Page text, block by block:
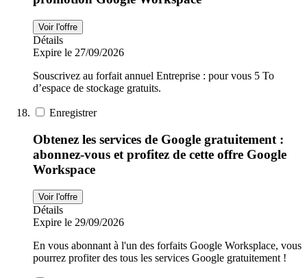
Voir l'offre
Détails
Expire le 27/09/2026
Souscrivez au forfait annuel Entreprise : pour vous 5 To
d’espace de stockage gratuits.
Enregistrer
Obtenez les services de Google gratuitement :
abonnez-vous et profitez de cette offre Google
Workspace
Voir l'offre
Détails
Expire le 29/09/2026
En vous abonnant à l'un des forfaits Google Worksplace, vous
pourrez profiter des tous les services Google gratuitement !